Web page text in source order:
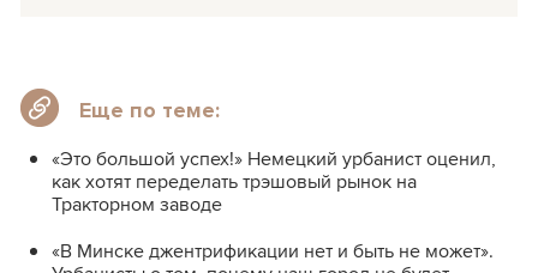
Еще по теме:
«Это большой успех!» Немецкий урбанист оценил,
как хотят переделать трэшовый рынок на
Тракторном заводе
«В Минске джентрификации нет и быть не может».